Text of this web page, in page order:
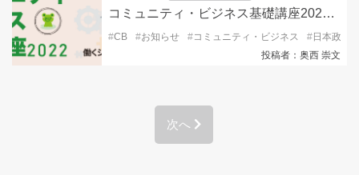
コミュニティ・ビジネス基礎講座2022＠働くシニア支援ステーション
#CB #お知らせ #コミュニティ・ビジネス #日本政策
投稿者：奥西 崇文
次へ